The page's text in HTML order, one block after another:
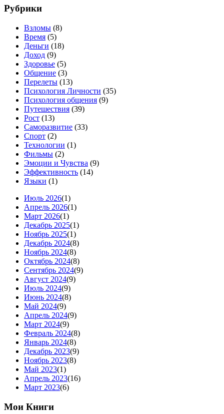
Рубрики
Взломы (8)
Время (5)
Деньги (18)
Доход (9)
Здоровье (5)
Общение (3)
Перелеты (13)
Психология Личности (35)
Психология общения (9)
Путешествия (39)
Рост (13)
Саморазвитие (33)
Спорт (2)
Технологии (1)
Фильмы (2)
Эмоции и Чувства (9)
Эффективность (14)
Языки (1)
Июль 2026(1)
Апрель 2026(1)
Март 2026(1)
Декабрь 2025(1)
Ноябрь 2025(1)
Декабрь 2024(8)
Ноябрь 2024(8)
Октябрь 2024(8)
Сентябрь 2024(9)
Август 2024(9)
Июль 2024(9)
Июнь 2024(8)
Май 2024(9)
Апрель 2024(9)
Март 2024(9)
Февраль 2024(8)
Январь 2024(8)
Декабрь 2023(9)
Ноябрь 2023(8)
Май 2023(1)
Апрель 2023(16)
Март 2023(6)
Мои Книги